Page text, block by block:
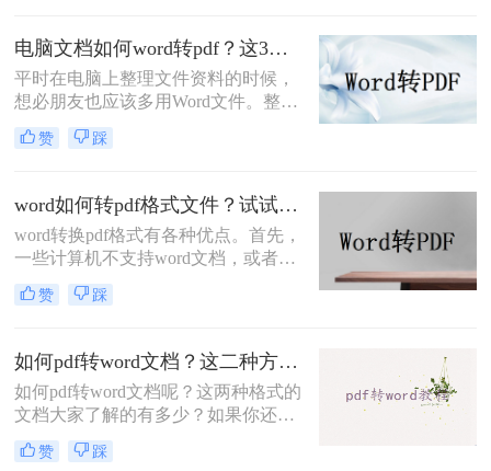
响，所以很多人喜欢以PDF格式发送
文件。但这种格式只能阅读，不能修
改。如果需要修改这些PDF文件，我
们应该如何操作？将PDF文件转换为
Word文档格式。那么电脑如何pdf转
word文档呢？今天，让我们与大家分
电脑文档如何word转pdf？这3种方法值得你收藏！
平时在电脑上整理文件资料的时候，
想必朋友也应该多用Word文件。整理
好相应的数据后，很多朋友会把电脑
文档如何word转pdf，以方便传输和保
但是还是有很多朋友不知道Word转换
成PDF哪个工具好用。如果你不知
道，你不必太担心。今天，我想和大
家分享两个更好的转换工具。
赞 踩
word如何转pdf格式文件？试试这四个方法！
word转换pdf格式有各种优点。首先，
一些计算机不支持word文档，或者只
支持部分word格式。例如，它们只支
持doc而不支持docx。转换成pdf后，
印时，pdf格式不会改变，但由于计算
机的不同，word往往会改变，但是pdf
格式更加稳定。所以我们可以考虑将
word转pdf格式文件，那么word如何
转pdf格式文件呢？下面就来看看吧。
赞 踩
如何pdf转word文档？这二种方法建议收藏！
如何pdf转word文档呢？这两种格式的
文档大家了解的有多少？如果你还是
初入职场的菜鸟不懂得对文件的运
用，那么一定快快学起来，因为办公
赞 踩